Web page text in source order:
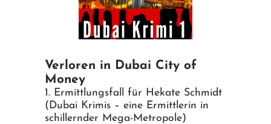
Verloren in Dubai City of
Money
1. Ermittlungsfall für Hekate Schmidt
(Dubai Krimis – eine Ermittlerin in
schillernder Mega-Metropole)